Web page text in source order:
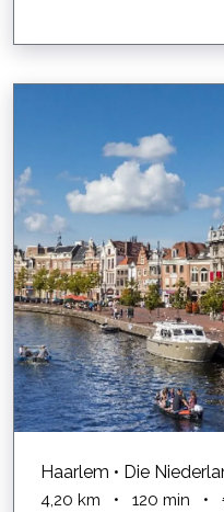
Haarlem • Die
4,20 km • 120 min •